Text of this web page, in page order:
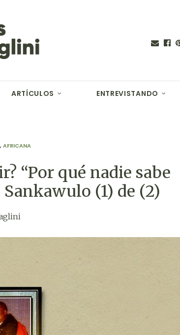
ARTÍCULOS ENTREVISTANDO
, AFRICANA
“Por qué nadie sabe
(1) de (2)